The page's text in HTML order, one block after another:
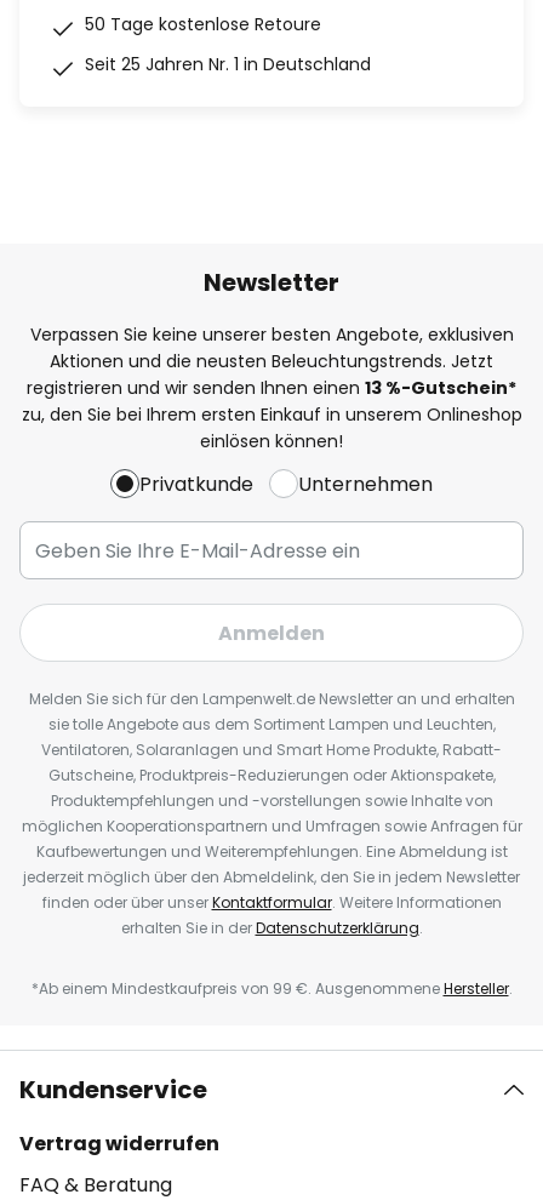
50 Tage kostenlose Retoure
Seit 25 Jahren Nr. 1 in Deutschland
Newsletter
Verpassen Sie keine unserer besten Angebote, exklusiven
Aktionen und die neusten Beleuchtungstrends. Jetzt
registrieren und wir senden Ihnen einen 13 %-Gutschein*
zu, den Sie bei Ihrem ersten Einkauf in unserem Onlineshop
einlösen können!
Privatkunde Unternehmen
Anmelden
Melden Sie sich für den Lampenwelt.de Newsletter an und erhalten
sie tolle Angebote aus dem Sortiment Lampen und Leuchten,
Ventilatoren, Solaranlagen und Smart Home Produkte, Rabatt-
Gutscheine, Produktpreis-Reduzierungen oder Aktionspakete,
Produktempfehlungen und -vorstellungen sowie Inhalte von
möglichen Kooperationspartnern und Umfragen sowie Anfragen für
Kaufbewertungen und Weiterempfehlungen. Eine Abmeldung ist
jederzeit möglich über den Abmeldelink, den Sie in jedem Newsletter
finden oder über unserKontaktformular. Weitere Informationen
erhalten Sie in derDatenschutzerklärung.
*Ab einem Mindestkaufpreis von 99 €. AusgenommeneHersteller.
Kundenservice
Vertrag widerrufen
FAQ & Beratung